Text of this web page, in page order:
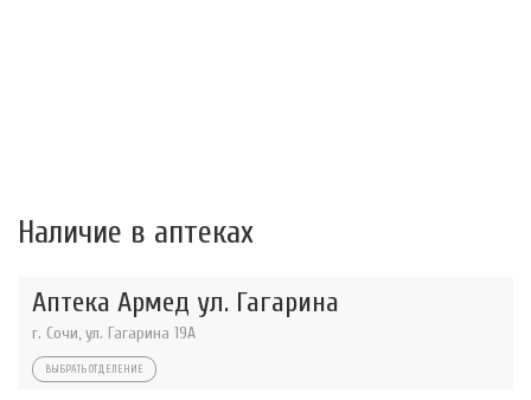
Наличие в аптеках
Аптека Армед ул. Гагарина
г. Сочи, ул. Гагарина 19А
ВЫБРАТЬ ОТДЕЛЕНИЕ